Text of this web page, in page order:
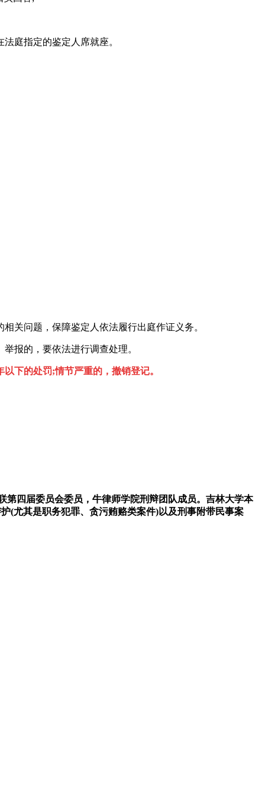
庭指定的鉴定人席就座。
问题，保障鉴定人依法履行出庭作证义务。
报的，要依法进行调查处理。
下的处罚;情节严重的，撤销登记。
四届委员会委员，牛律师学院刑辩团队成员。吉林大学本
(尤其是职务犯罪、贪污贿赂类案件)以及刑事附带民事案